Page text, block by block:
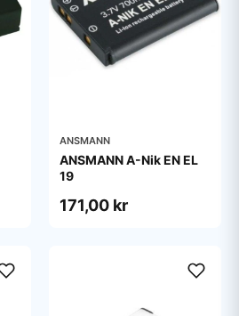
ANSMANN
ANSMANN A-Nik EN EL
19
171,00 kr